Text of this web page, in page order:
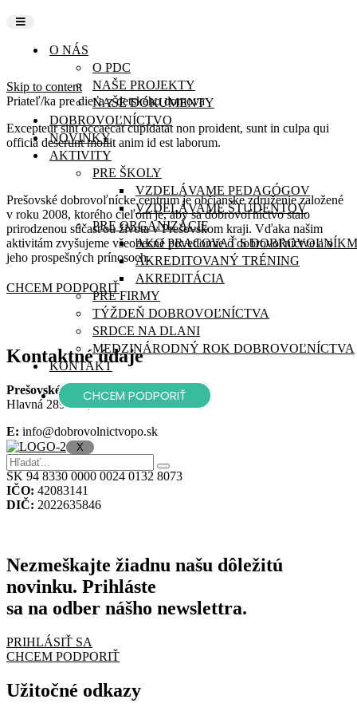
Skip to content
O NÁS
O PDC
NAŠE PROJEKTY
NAŠE DOKUMENTY
DOBROVOĽNÍCTVO
NOVINKY
AKTIVITY
PRE ŠKOLY
VZDELÁVAME PEDAGÓGOV
VZDELÁVAME ŠTUDENTOV
PRE ORGANIZÁCIE
AKO PRACOVAŤ S
AKREDITOVANÝ TRÉNING
AKREDITÁCIA
PRE FIRMY
TÝŽDEŇ DOBROVOĽNÍCTVA
SRDCE NA DLANI
MEDZINÁRODNÝ ROK DOBROVOĽNÍCTVA
KONTAKT
CHCEM PODPORIŤ
X
Priateľ/ka pre dieťa z detského domova
Excepteur sint occaecat cupidatat non proident, sunt in culpa qui
officia deserunt mollit anim id est laborum.
Prešovské dobrovoľnícke centrum je občianske združenie založené
v roku 2008, ktorého cieľom je, aby sa dobrovoľníctvo stalo
prirodzenou súčasťou života v Prešovskom kraji. Vďaka našim
aktivitám zvyšujeme všeobecné povedomie o dobrovoľníctve a o
jeho prospešných prínosoch.
CHCEM PODPORIŤ
Kontaktné údaje
Prešovské dobrovoľnícke centrum
Hlavná 2893/45, 080 01 Prešov
E: info@dobrovolnictvopo.sk
Číslo účtu:
SK 94 8330 0000 0024 0132 8073
IČO: 42083141
DIČ: 2022635846
Nezmeškajte žiadnu našu dôležitú
novinku. Prihláste
sa na odber nášho newslettra.
PRIHLÁSIŤ SA
CHCEM PODPORIŤ
Užitočné odkazy